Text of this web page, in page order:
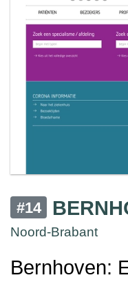
#14
Noord-Brabant
Bernhoven: